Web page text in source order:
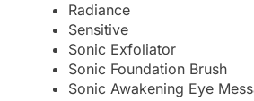
Radiance
Sensitive
Sonic Exfoliator
Sonic Foundation Brush
Sonic Awakening Eye